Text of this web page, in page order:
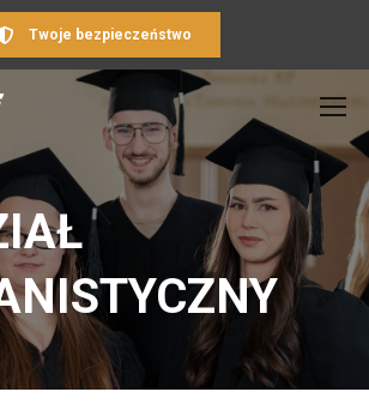
Twoje bezpieczeństwo